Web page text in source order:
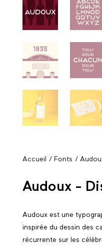
Accueil / Fonts /
Audoux -
Audoux est une
inspirée du dessin des
récurrente sur les